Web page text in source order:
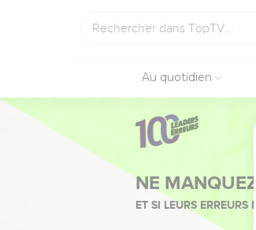
Au quotidien
NE MANQUEZ
ET SI LEURS